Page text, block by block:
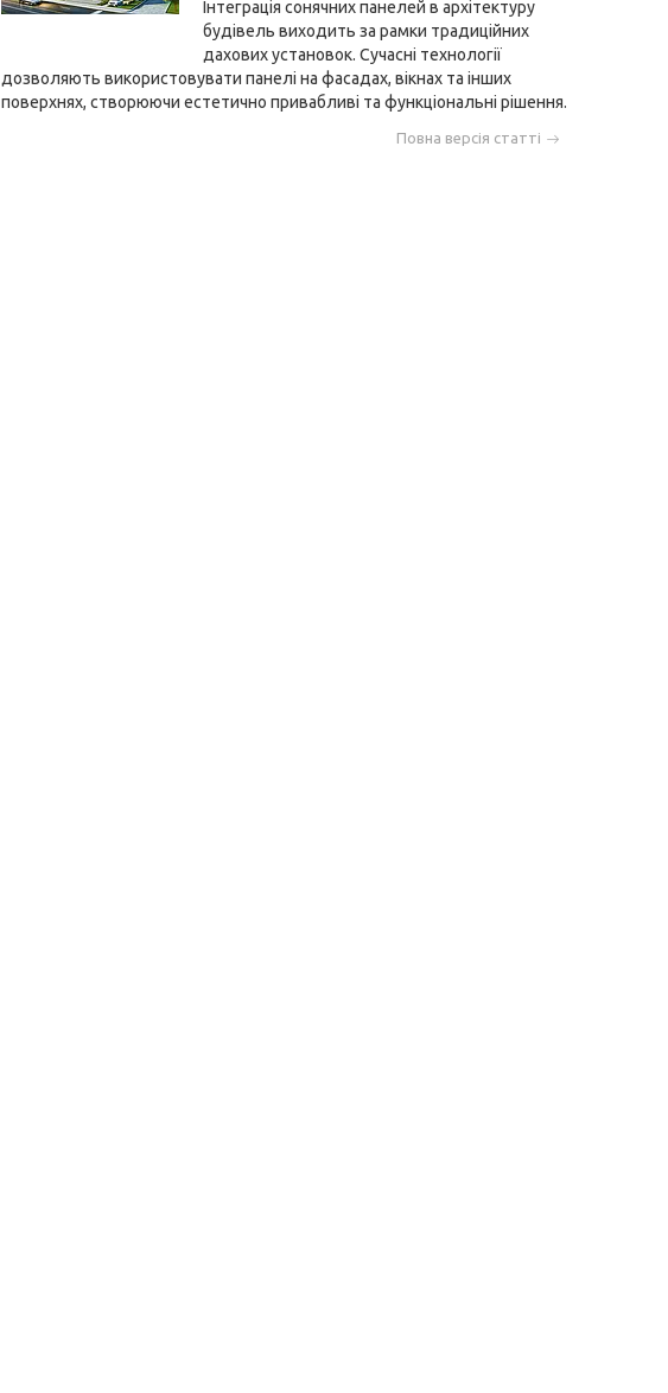
Інтеграція сонячних панелей в архітектуру
будівель виходить за рамки традиційних
дахових установок. Сучасні технології
дозволяють використовувати панелі на фасадах, вікнах та інших
поверхнях, створюючи естетично привабливі та функціональні рішення.
Повна версія статті